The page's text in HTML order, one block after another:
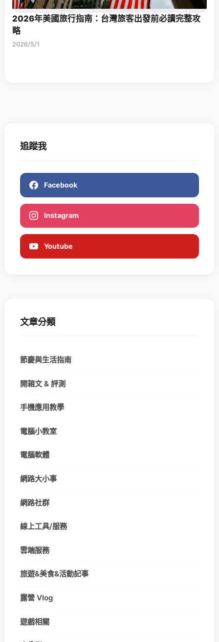
2026年美國旅行指南：台灣旅客出發前必讀完整攻
略
2026/5/1
追蹤我
Facebook
Instagram
Youtube
文章分類
節慶與生活指南
開箱文 & 評測
手機應用教學
電腦小教室
電腦軟體
網路大小事
網路社群
線上工具/服務
雲端服務
旅遊&美食&活動記事
露營 Vlog
遊戲相關